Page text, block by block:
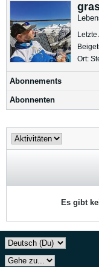
Ort:
Abonnements
Abonnenten
Es gibt